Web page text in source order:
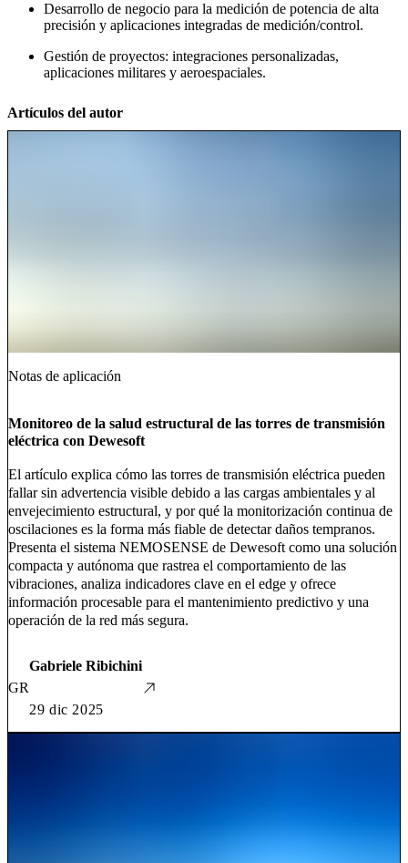
Desarrollo de negocio para la medición de potencia de alta
precisión y aplicaciones integradas de medición/control.
Gestión de proyectos: integraciones personalizadas,
aplicaciones militares y aeroespaciales.
Artículos del autor
Notas de aplicación
Monitoreo de la salud estructural de las torres de transmisión
eléctrica con Dewesoft
El artículo explica cómo las torres de transmisión eléctrica pueden
fallar sin advertencia visible debido a las cargas ambientales y al
envejecimiento estructural, y por qué la monitorización continua de
oscilaciones es la forma más fiable de detectar daños tempranos.
Presenta el sistema NEMOSENSE de Dewesoft como una solución
compacta y autónoma que rastrea el comportamiento de las
vibraciones, analiza indicadores clave en el edge y ofrece
información procesable para el mantenimiento predictivo y una
operación de la red más segura.
GR
Gabriele Ribichini
29 dic 2025